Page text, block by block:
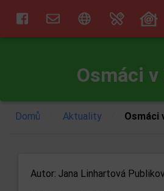
Osmáci v
Domů Aktuality Osmáci
Autor: Jana Linhartová